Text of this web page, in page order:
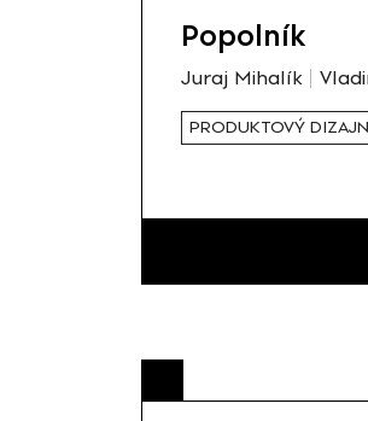
Popolník
Juraj Mihalík
PRODUKTOVÝ DIZAJN